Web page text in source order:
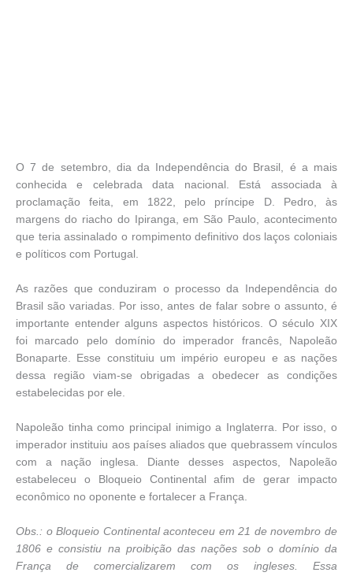
O 7 de setembro, dia da Independência do Brasil, é a mais
conhecida e celebrada data nacional. Está associada à
proclamação feita, em 1822, pelo príncipe D. Pedro, às
margens do riacho do Ipiranga, em São Paulo, acontecimento
que teria assinalado o rompimento definitivo dos laços coloniais
e políticos com Portugal.
As razões que conduziram o processo da Independência do
Brasil são variadas. Por isso, antes de falar sobre o assunto, é
importante entender alguns aspectos históricos. O século XIX
foi marcado pelo domínio do imperador francês, Napoleão
Bonaparte. Esse constituiu um império europeu e as nações
dessa região viam-se obrigadas a obedecer as condições
estabelecidas por ele.
Napoleão tinha como principal inimigo a Inglaterra. Por isso, o
imperador instituiu aos países aliados que quebrassem vínculos
com a nação inglesa. Diante desses aspectos, Napoleão
estabeleceu o Bloqueio Continental afim de gerar impacto
econômico no oponente e fortalecer a França.
Obs.: o Bloqueio Continental aconteceu em 21 de novembro de
1806 e consistiu na proibição das nações sob o domínio da
França de comercializarem com os ingleses. Essa